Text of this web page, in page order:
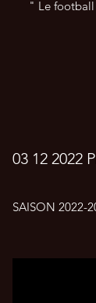
" Le football
03 12 2022
SAISON 2022-